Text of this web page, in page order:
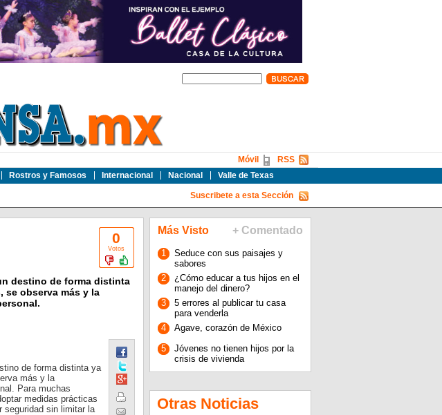
Rostros y Famosos Internacional Nacional Valle de Texas
RSS
Móvil
Suscribete a esta Sección
0
Votos
destino de forma distinta
se observa más y la
de forma distinta ya
más y la
Para muchas
medidas prácticas
seguridad sin limitar la
Más Visto + Comentado
1
Seduce con sus paisajes y
sabores
2
¿Cómo educar a tus hijos en el
manejo del dinero?
3
5 errores al publicar tu casa
para venderla
4
Agave, corazón de México
5
Jóvenes no tienen hijos por la
crisis de vivienda
Otras Noticias